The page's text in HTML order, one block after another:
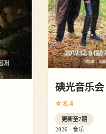
碘光音乐会
⭐ 8.4
更新至7期
2026 · 音乐